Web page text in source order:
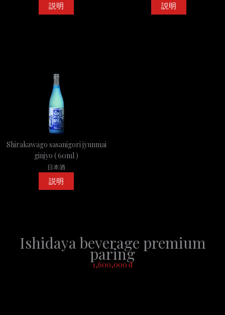
説明 説明
Shirakawago sasanigori jyunmai
ginjyo ( 60ml )
日本酒
説明
Ishidaya beverage premium
paring
1,600,000 đ